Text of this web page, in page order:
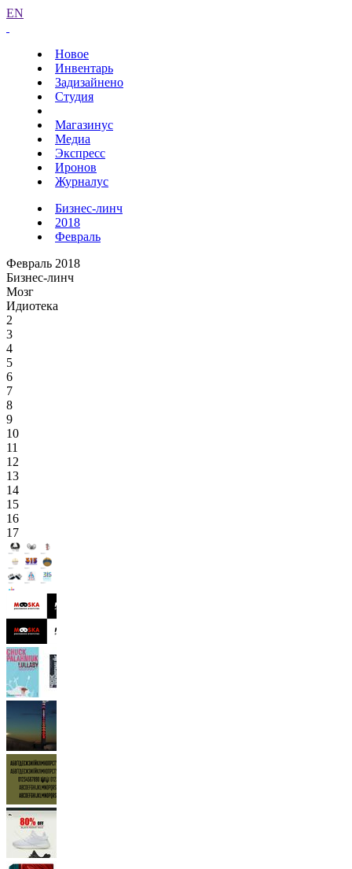
EN
Новое
Инвентарь
Задизайнено
Студия
Магазинус
Медиа
Экспресс
Иронов
Журналус
Бизнес-линч
2018
Февраль
Февраль 2018
Бизнес-линч
Мозг
Идиотека
2
3
4
5
6
7
8
9
10
11
12
13
14
15
16
17